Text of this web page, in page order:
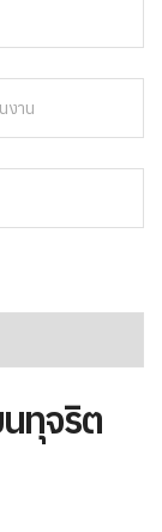
นทุจริต